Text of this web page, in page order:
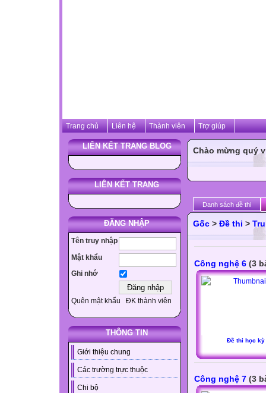
Trang chủ Liên hệ Thành viên Trợ giúp
LIÊN KẾT TRANG BLOG
LIÊN KẾT TRANG
ĐĂNG NHẬP
Tên truy nhập
Mật khẩu
Ghi nhớ
Quên mật khẩu ĐK thành viên
THÔNG TIN
Giới thiệu chung
Các trường trực thuộc
Chi bộ
Chào mừng quý
Danh sách đề thi
Gốc > Đề thi >
Công nghệ 6 (3
Đề thi học kỳ
Công nghệ 7 (3